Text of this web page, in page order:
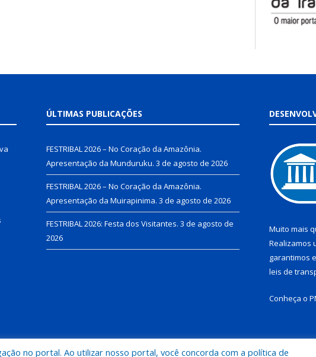
ÚLTIMAS PUBLICAÇÕES
FESTRIBAL 2026 – No Coração da Amazônia.
Apresentação da Munduruku. 3 de agosto de 2026
FESTRIBAL 2026 – No Coração da Amazônia.
Apresentação da Muirapinima. 3 de agosto de 2026
FESTRIBAL 2026: Festa dos Visitantes. 3 de agosto de
2026
Muito mais
Realizamos
garantimos
leis de
Conheça o
no portal. Ao utilizar nosso portal, você concorda com a política de